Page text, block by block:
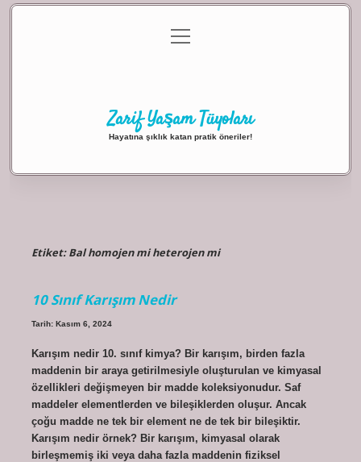
Gizlilik Politikası
menüyü
aç
Zarif Yaşam Tüyoları
Hayatına şıklık katan pratik öneriler!
Etiket:Bal homojen mi heterojen mi
10 Sınıf Karışım Nedir
Tarih: Kasım 6, 2024
Karışım nedir 10. sınıf kimya? Bir karışım, birden fazla
maddenin bir araya getirilmesiyle oluşturulan ve kimyasal
özellikleri değişmeyen bir madde koleksiyonudur. Saf
maddeler elementlerden ve bileşiklerden oluşur. Ancak
çoğu madde ne tek bir element ne de tek bir bileşiktir.
Karışım nedir örnek? Bir karışım, kimyasal olarak
birleşmemiş iki veya daha fazla maddenin fiziksel